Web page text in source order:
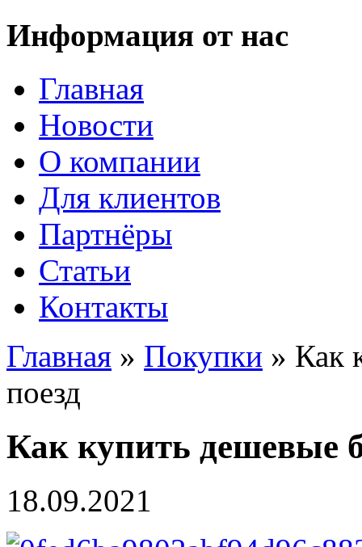
Информация от нас
Главная
Новости
О компании
Для клиентов
Партнёры
Статьи
Контакты
Главная » Покупки » Как
поезд
Как купить дешевые
18.09.2021